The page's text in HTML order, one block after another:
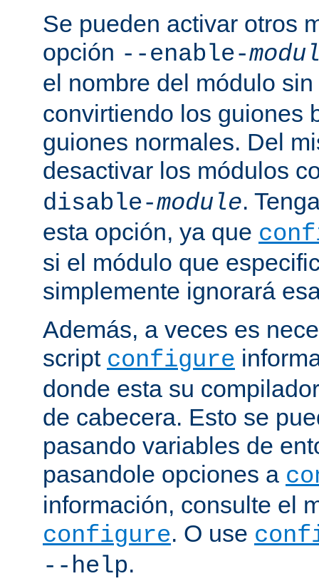
Se pueden activar otros
opción --enable-
el nombre del módulo
convirtiendo los guiones
guiones normales. Del
desactivar los módulos
disable-module.
esta opción, ya que
si el módulo que
simplemente ignorará
Además, a veces es
script configure
donde esta su
de cabecera. Esto se
pasando variables de
pasandole opciones a
información, consulte el
configure. O use
--help.